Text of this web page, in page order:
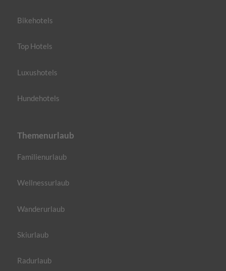
Bikehotels
Top Hotels
Luxushotels
Hundehotels
Themenurlaub
Familienurlaub
Wellnessurlaub
Wanderurlaub
Skiurlaub
Radurlaub